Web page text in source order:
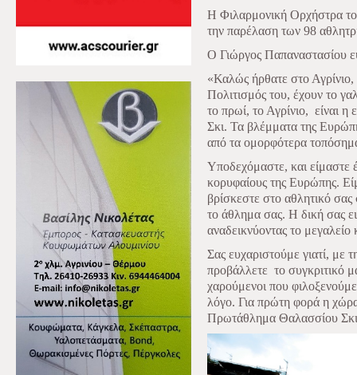
Η Φιλαρμονική Ορχήστρα
την παρέλαση των 98
Ο Γιώργος Παπαναστασίου
«Καλώς ήρθατε στο
Πολιτισμός του, έχουν το
το πρωί, το Αγρίνιο, είναι
Σκι. Τα βλέμματα της
από τα ομορφότερα
Υποδεχόμαστε, και είμαστε
κορυφαίους της Ευρώπης.
βρίσκεστε στο αθλητικό σας
το άθλημα σας. Η δική σας
αναδεικνύοντας το μεγαλείο
Σας ευχαριστούμε γιατί, με
προβάλλετε το συγκριτικό
χαρούμενοι που
λόγο. Για πρώτη φορά η
Πρωτάθλημα Θαλασσίου Σκι